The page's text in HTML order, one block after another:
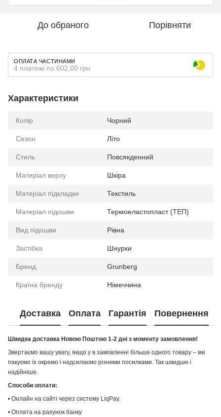
До обраного Порівняти
ОПЛАТА ЧАСТИНАМИ
4 платежі по 602.00 грн
Характеристики
Колір Чорний
Сезон Літо
Стиль Повсякденний
Матеріал верху Шкіра
Матеріал підкладки Текстиль
Матеріал підошви Термоеластопласт (ТЕП)
Вид підошви Рівна
Застібка Шнурки
Бренд Grunberg
Країна бренду Німеччина
Доставка Оплата Гарантія Повернення
Швидка доставка Новою Поштою 1-2 дні з моменту замовлення!
Звертаємо вашу увагу, якщо у в замовленні більше одного товару – ми
пакуємо їх окремо і надсилаємо різними посилками. Так швидше і
надійніше.
Способи оплати:
• Онлайн на сайті через систему LiqPay.
• Оплата на рахунок банку